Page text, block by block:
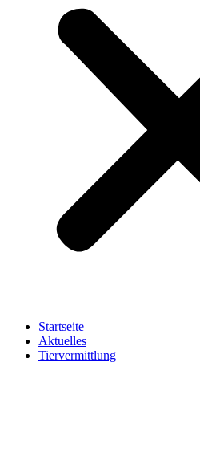
Startseite
Aktuelles
Tiervermittlung